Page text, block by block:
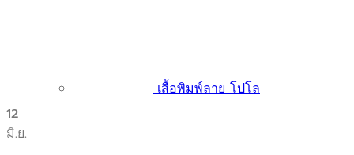
เสื้อพิมพ์ลาย โปโล
12
มิ.ย.